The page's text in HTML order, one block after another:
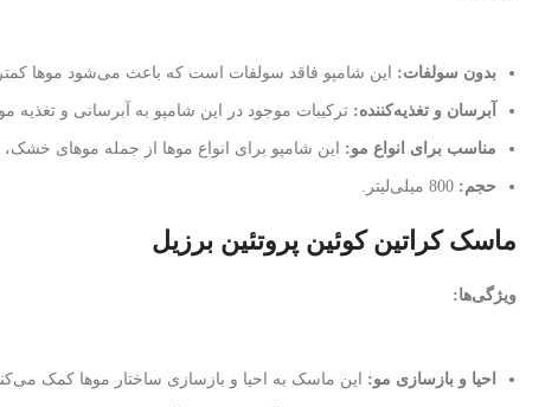
بدون سولفات: این شامپو فاقد سولفات است که باعث می‌شود موها
آبرسان و تغذیه‌کننده: ترکیبات موجود در این شامپو به آبرسانی و
مناسب برای انواع مو: این شامپو برای انواع موها از جمله موهای
حجم:
ماسک کراتین کوئین پروتئین برزیل
ویژگی‌ها:
احیا و بازسازی مو: این ماسک به احیا و بازسازی ساختار موها کمک